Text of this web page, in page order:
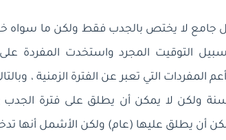
جامع لا يختص بالجدب فقط ولكن ما سواه
التوقيت المجرد واستخدت المفردة
المفردات التي تعبر عن الفترة الزمنية ،
ولكن لا يمكن أن يطلق على فترة
أن يطلق عليها (عام) ولكن الأشمل أنها